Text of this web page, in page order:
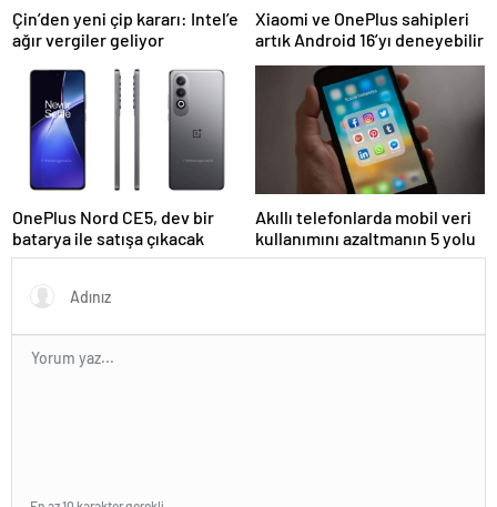
Çin’den yeni çip kararı: Intel’e
ağır vergiler geliyor
Xiaomi ve OnePlus sahipleri
artık Android 16’yı deneyebilir
OnePlus Nord CE5, dev bir
batarya ile satışa çıkacak
Akıllı telefonlarda mobil veri
kullanımını azaltmanın 5 yolu